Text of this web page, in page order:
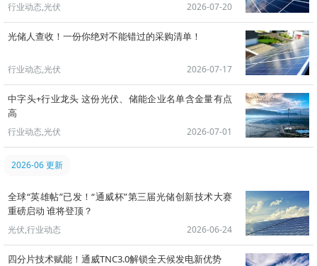
行业动态,光伏 2026-07-20
光储人查收！一份你绝对不能错过的采购清单！
行业动态,光伏 2026-07-17
中字头+行业龙头 这份光伏、储能企业名单含金量有点
高
行业动态,光伏 2026-07-01
2026-06 更新
全球“英雄帖”已发！“通威杯”第三届光储创新技术大赛
重磅启动 谁将登顶？
光伏,行业动态 2026-06-24
四分片技术赋能！通威TNC3.0解锁全天候发电新优势